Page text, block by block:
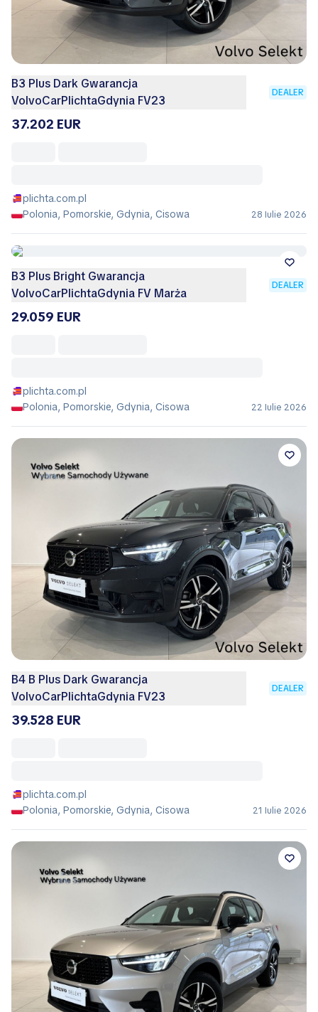
B3 Plus Dark Gwarancja
VolvoCarPlichtaGdynia FV23
DEALER
37.202 EUR
plichta.com.pl
Polonia, Pomorskie, Gdynia, Cisowa
28 Iulie 2026
B3 Plus Bright Gwarancja
VolvoCarPlichtaGdynia FV Marża
DEALER
29.059 EUR
plichta.com.pl
Polonia, Pomorskie, Gdynia, Cisowa
22 Iulie 2026
B4 B Plus Dark Gwarancja
VolvoCarPlichtaGdynia FV23
DEALER
39.528 EUR
plichta.com.pl
Polonia, Pomorskie, Gdynia, Cisowa
21 Iulie 2026